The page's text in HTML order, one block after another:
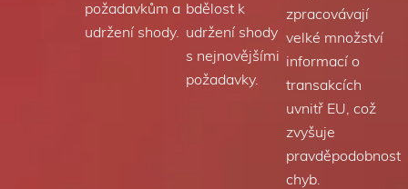
požadavkům a
udržení shody.
bdělost k
udržení shody
s nejnovějšími
požadavky.
zpracovávají
velké množství
informací o
transakcích
uvnitř EU, což
zvyšuje
pravděpodobnost
chyb.